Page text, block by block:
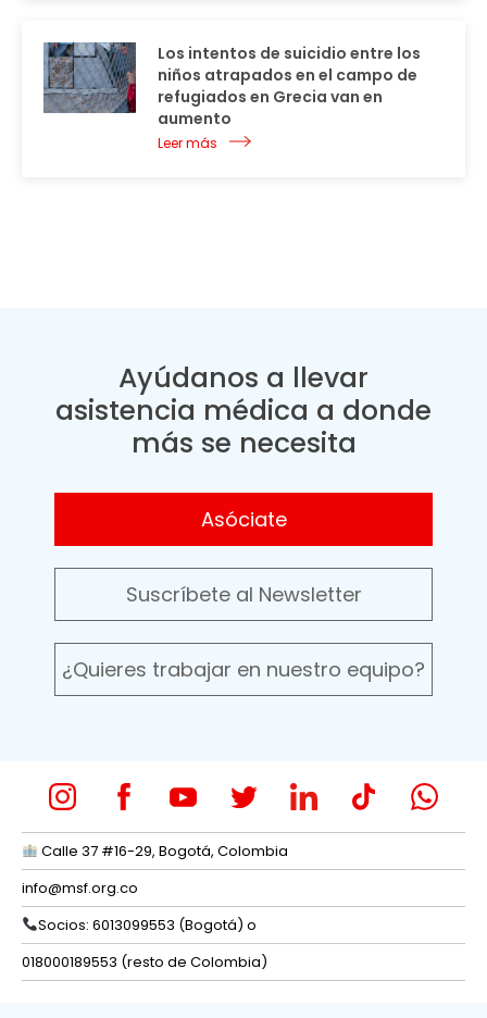
Los intentos de suicidio entre los
niños atrapados en el campo de
refugiados en Grecia van en
aumento
Leer más
Ayúdanos a llevar
asistencia médica a donde
más se necesita
Asóciate
Suscríbete al Newsletter
¿Quieres trabajar en nuestro equipo?
Calle 37 #16-29, Bogotá, Colombia
info@msf.org.co
Socios: 6013099553 (Bogotá) o
018000189553 (resto de Colombia)